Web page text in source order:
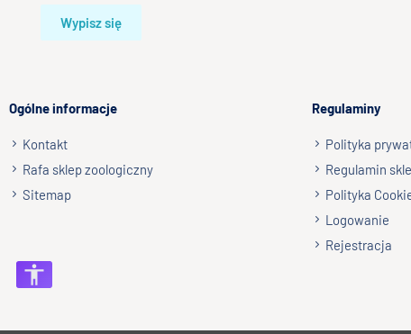
Wypisz się
Ogólne informacje
Kontakt
Rafa sklep zoologiczny
Sitemap
Regulaminy
Polityka
Regulamin
Polityka
Logowanie
Rejestracja